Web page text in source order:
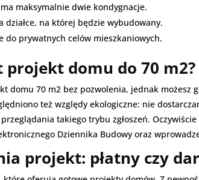
ma maksymalnie dwie kondygnacje.
działce, na której będzie wybudowany.
do prywatnych celów mieszkaniowych.
projekt domu do 70 m2?
domu 70 m2 bez pozwolenia, jednak możesz
też względy ekologiczne: nie
takiego trybu zgłoszeń.
Dziennika Budowy oraz
projekt: płatny czy